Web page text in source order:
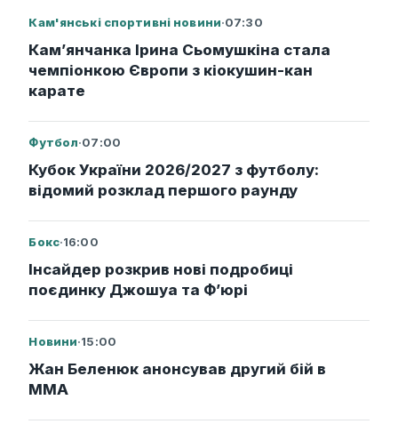
Кам'янські спортивні новини·07:30
Кам’янчанка Ірина Сьомушкіна стала
чемпіонкою Європи з кіокушин-кан
карате
Футбол·07:00
Кубок України 2026/2027 з футболу:
відомий розклад першого раунду
Бокс·16:00
Інсайдер розкрив нові подробиці
поєдинку Джошуа та Ф’юрі
Новини·15:00
Жан Беленюк анонсував другий бій в
ММА